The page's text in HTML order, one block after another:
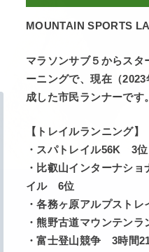
MOUNTAIN SPORTS
マラソンサブ５からスタ
ーニングで、現在（
成した市民ランナーです。
【トレイルランニング】
・スパトレイル56K 3位
・比叡山インターナシ
イル 6位
・各務ヶ原アルプスト
・熊野古道マウンテン
・富士登山競争 3時間